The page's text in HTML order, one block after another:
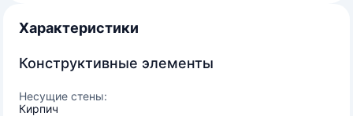
Характеристики
Конструктивные элементы
Несущие стены:
Кирпич